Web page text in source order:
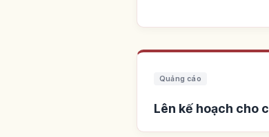
Quảng cáo
Lên kế hoạch cho